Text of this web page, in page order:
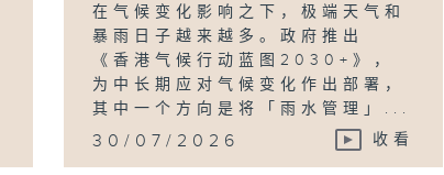
在气候变化影响之下，极端天气和
暴雨日子越来越多。政府推出
《香港气候行动蓝图2030+》，
为中长期应对气候变化作出部署，
其中一个方向是将「雨水管理」...
30/07/2026 收看